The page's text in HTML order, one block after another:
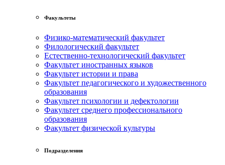
Факультеты
Физико-математический факультет
Филологический факультет
Естественно-технологический факультет
Факультет иностранных языков
Факультет истории и права
Факультет педагогического и художественного
образования
Факультет психологии и дефектологии
Факультет среднего профессионального
образования
Факультет физической культуры
Подразделения